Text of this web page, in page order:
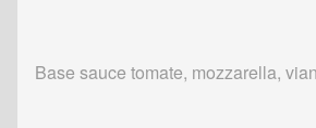
Base sauce tomate, mozzarella,